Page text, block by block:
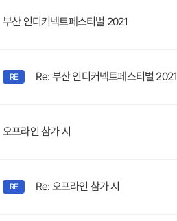
부산 인디커넥트페스티벌 2021
Re: 부산 인디커넥트페스티벌 2021
오프라인 참가 시
Re: 오프라인 참가 시